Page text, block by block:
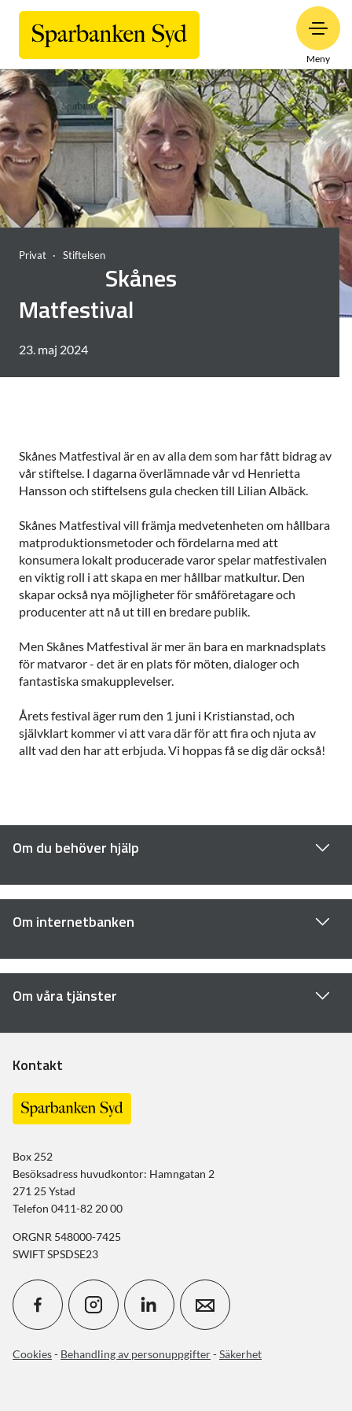
Meny
Privat Stiftelsen
Skånes
Matfestival
23. maj 2024
Skånes Matfestival är en av alla dem som har fått bidrag av
vår stiftelse. I dagarna överlämnade vår vd Henrietta
Hansson och stiftelsens gula checken till Lilian Albäck.
Skånes Matfestival vill främja medvetenheten om hållbara
matproduktionsmetoder och fördelarna med att
konsumera lokalt producerade varor spelar matfestivalen
en viktig roll i att skapa en mer hållbar matkultur. Den
skapar också nya möjligheter för småföretagare och
producenter att nå ut till en bredare publik.
Men Skånes Matfestival är mer än bara en marknadsplats
för matvaror - det är en plats för möten, dialoger och
fantastiska smakupplevelser.
Årets festival äger rum den 1 juni i Kristianstad, och
självklart kommer vi att vara där för att fira och njuta av
allt vad den har att erbjuda. Vi hoppas få se dig där också!
Om du behöver hjälp
Om internetbanken
Om våra tjänster
Kontakt
Box 252
Besöksadress huvudkontor: Hamngatan 2
271 25 Ystad
Telefon 0411-82 20 00
ORGNR 548000-7425
SWIFT SPSDSE23
Cookies- Behandling av personuppgifter-Säkerhet